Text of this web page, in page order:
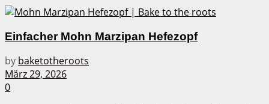
Einfacher Mohn Marzipan Hefezopf
by baketotheroots
März 29, 2026
0